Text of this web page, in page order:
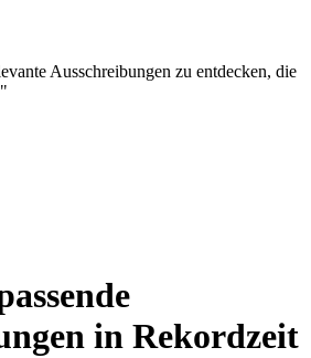
Ausschreibungen zu entdecken, die
in Rekordzeit